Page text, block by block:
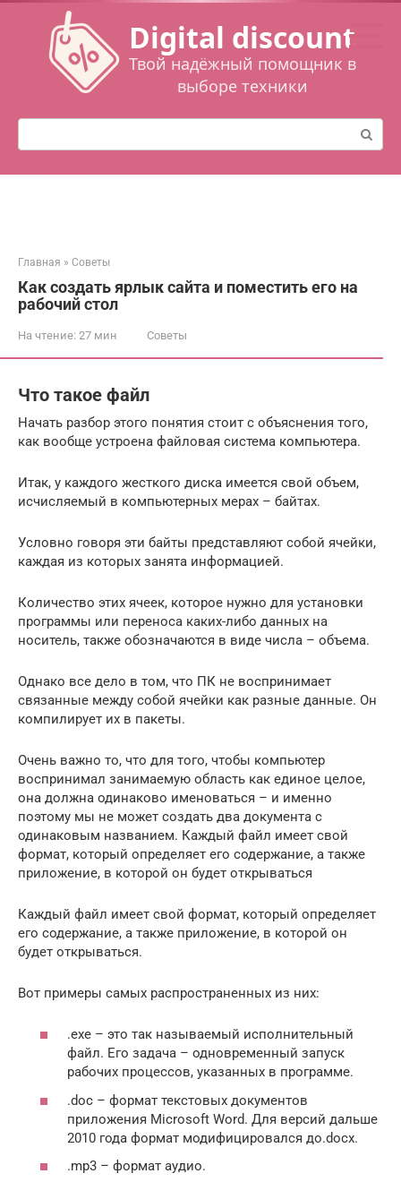
Перейти
контенту
Digital discount
Твой надёжный помощник в
выборе техники
Поиск:
Главная » Советы
Как создать ярлык сайта и поместить его на
рабочий стол
На чтение: 27 мин Советы
Что такое файл
Начать разбор этого понятия стоит с объяснения того,
как вообще устроена файловая система компьютера.
Итак, у каждого жесткого диска имеется свой объем,
исчисляемый в компьютерных мерах – байтах.
Условно говоря эти байты представляют собой ячейки,
каждая из которых занята информацией.
Количество этих ячеек, которое нужно для установки
программы или переноса каких-либо данных на
носитель, также обозначаются в виде числа – объема.
Однако все дело в том, что ПК не воспринимает
связанные между собой ячейки как разные данные. Он
компилирует их в пакеты.
Очень важно то, что для того, чтобы компьютер
воспринимал занимаемую область как единое целое,
она должна одинаково именоваться – и именно
поэтому мы не может создать два документа с
одинаковым названием. Каждый файл имеет свой
формат, который определяет его содержание, а также
приложение, в которой он будет открываться
Каждый файл имеет свой формат, который определяет
его содержание, а также приложение, в которой он
будет открываться.
Вот примеры самых распространенных из них:
.exe – это так называемый исполнительный
файл. Его задача – одновременный запуск
рабочих процессов, указанных в программе.
.doc – формат текстовых документов
приложения Microsoft Word. Для версий дальше
2010 года формат модифицировался до.docx.
.mp3 – формат аудио.